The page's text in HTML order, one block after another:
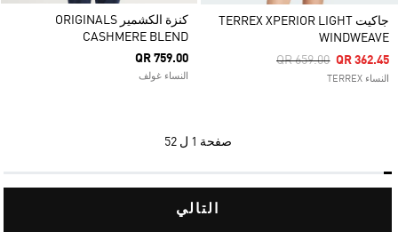
جاكيت TERREX XPERIOR LIGHT
WINDWEAVE
Price Reduced From
QR 659.00ToQR 362.45
النساء TERREX
كنزة الكشمير ORIGINALS
CASHMERE BLEND
QR 759.00
النساء غولف
صفحة 1 ل 52
التالي